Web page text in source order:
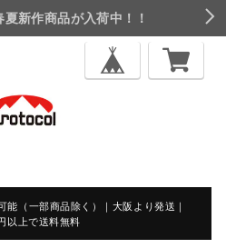
新作商品が入荷中！！
能（一部商品除く）｜大阪より発送｜
以上で送料無料